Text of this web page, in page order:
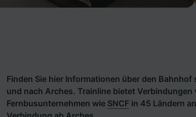
Finden Sie hier Informationen über den
und nach Arches. Trainline bietet Verbindungen
Fernbusunternehmen wie SNCF in 45 Ländern